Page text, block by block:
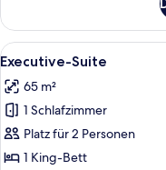
Studio
Alle
Fotos
für
Executive-
Suite
anzeigen
8
Executive-Suite
65 m²
1 Schlafzimmer
Platz für 2 Personen
1 King-Bett